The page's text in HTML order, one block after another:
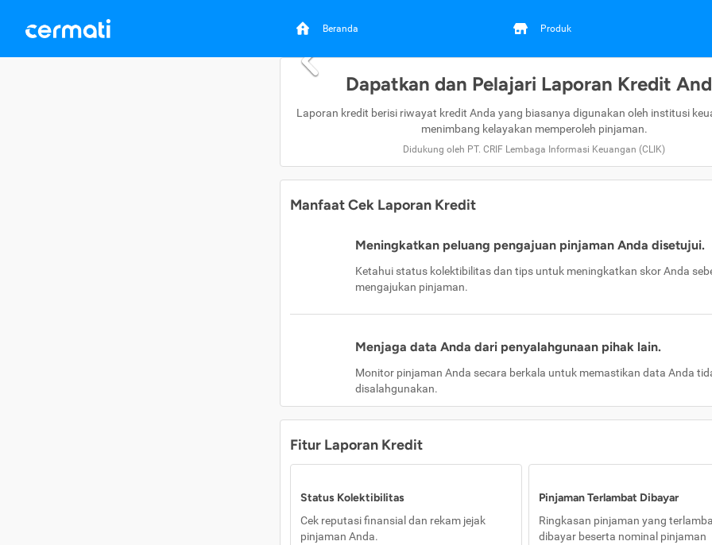
Beranda Produk
Dapatkan dan Pelajari Laporan Kredit
Laporan kredit berisi riwayat kredit Anda yang biasanya digunakan oleh institusi
menimbang kelayakan memperoleh pinjaman.
Didukung oleh PT. CRIF Lembaga Informasi Keuangan (CLIK)
Manfaat Cek Laporan Kredit
Meningkatkan peluang pengajuan pinjaman Anda disetujui.
Ketahui status kolektibilitas dan tips untuk meningkatkan skor Anda
mengajukan pinjaman.
Menjaga data Anda dari penyalahgunaan pihak lain.
Monitor pinjaman Anda secara berkala untuk memastikan data Anda
disalahgunakan.
Fitur Laporan Kredit
Status Kolektibilitas
Cek reputasi finansial dan rekam jejak
pinjaman Anda.
Pinjaman Terlambat Dibayar
Ringkasan pinjaman yang
dibayar beserta nominal pinjaman